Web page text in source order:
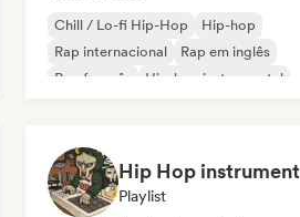
Chill / Lo-fi Hip-Hop
Hip-hop
Rap internacional
Rap em inglês
Rap francês
Hip-hop instrumental
Playlist